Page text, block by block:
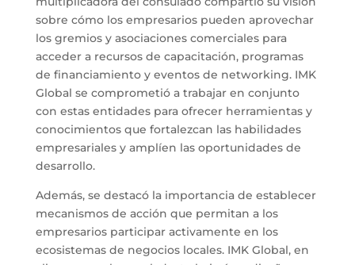
sobre cómo los empresarios pueden aprovechar
los gremios y asociaciones comerciales para
acceder a recursos de capacitación, programas
de financiamiento y eventos de networking. IMK
Global se comprometió a trabajar en conjunto
con estas entidades para ofrecer herramientas y
conocimientos que fortalezcan las habilidades
empresariales y amplíen las oportunidades de
desarrollo.
Además, se destacó la importancia de establecer
mecanismos de acción que permitan a los
empresarios participar activamente en los
ecosistemas de negocios locales. IMK Global, en